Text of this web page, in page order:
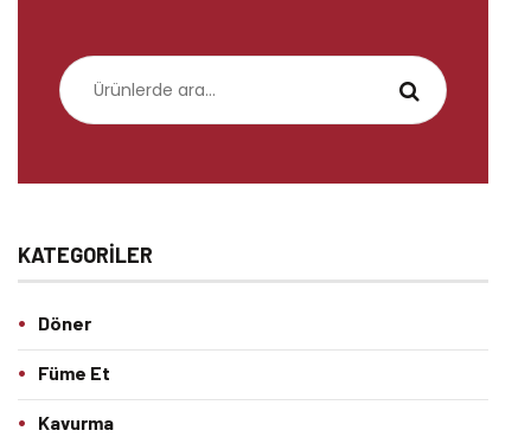
Ara:
KATEGORILER
Döner
Füme Et
Kavurma